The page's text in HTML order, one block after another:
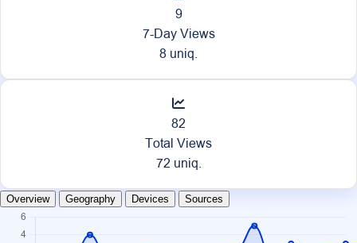
9
7-Day Views
8 uniq.
82
Total Views
72 uniq.
Overview Geography Devices Sources